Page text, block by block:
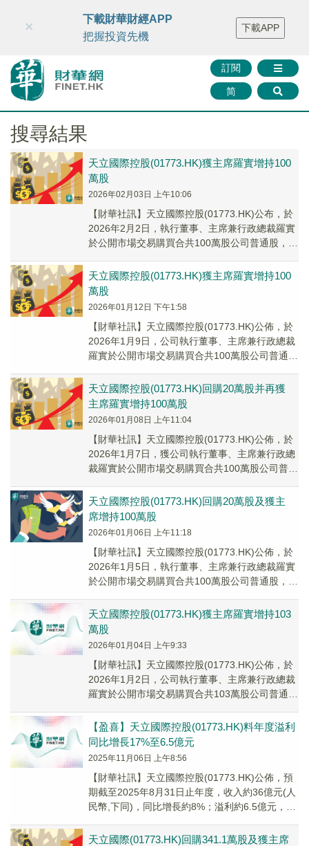
財華智庫網 FINTV FINMETA 財華證券 媒體矩陣
智庫沙龍
聯絡我們
訂閱
简
×
下載財華財經APP
把握投資先機
下載APP
搜尋結果
天立國際控股(01773.HK)獲主席羅實增持100
萬股
2026年02月03日 上午10:06
【財華社訊】天立國際控股(01773.HK)公布，於
2026年2月2日，執行董事、主席兼行政總裁羅實
於公開市場交易購買合共100萬股公司普通股，平
天立國際控股(01773.HK)獲主席羅實增持100
萬股
2026年01月12日 下午1:58
【財華社訊】天立國際控股(01773.HK)公佈，於
2026年1月9日，公司執行董事、主席兼行政總裁
羅實於公開市場交易購買合共100萬股公司普通
天立國際控股(01773.HK)回購20萬股并再獲
主席羅實增持100萬股
2026年01月08日 上午11:04
【財華社訊】天立國際控股(01773.HK)公佈，於
2026年1月7日，獲公司執行董事、主席兼行政總
裁羅實於公開市場交易購買合共100萬股公司普通
天立國際控股(01773.HK)回購20萬股及獲主
席增持100萬股
2026年01月06日 上午11:18
【財華社訊】天立國際控股(01773.HK)公佈，於
2026年1月5日，執行董事、主席兼行政總裁羅實
於公開市場交易購買合共100萬股公司普通股，佔
天立國際控股(01773.HK)獲主席羅實增持103
萬股
2026年01月04日 上午9:33
【財華社訊】天立國際控股(01773.HK)公佈，於
2026年1月2日，公司執行董事、主席兼行政總裁
羅實於公開市場交易購買合共103萬股公司普通
【盈喜】天立國際控股(01773.HK)料年度溢利
同比增長17%至6.5億元
2025年11月06日 上午8:56
【財華社訊】天立國際控股(01773.HK)公佈，預
期截至2025年8月31日止年度，收入約36億元(人
民幣,下同)，同比增長約8%；溢利約6.5億元，同
天立國際(01773.HK)回購341.1萬股及獲主席